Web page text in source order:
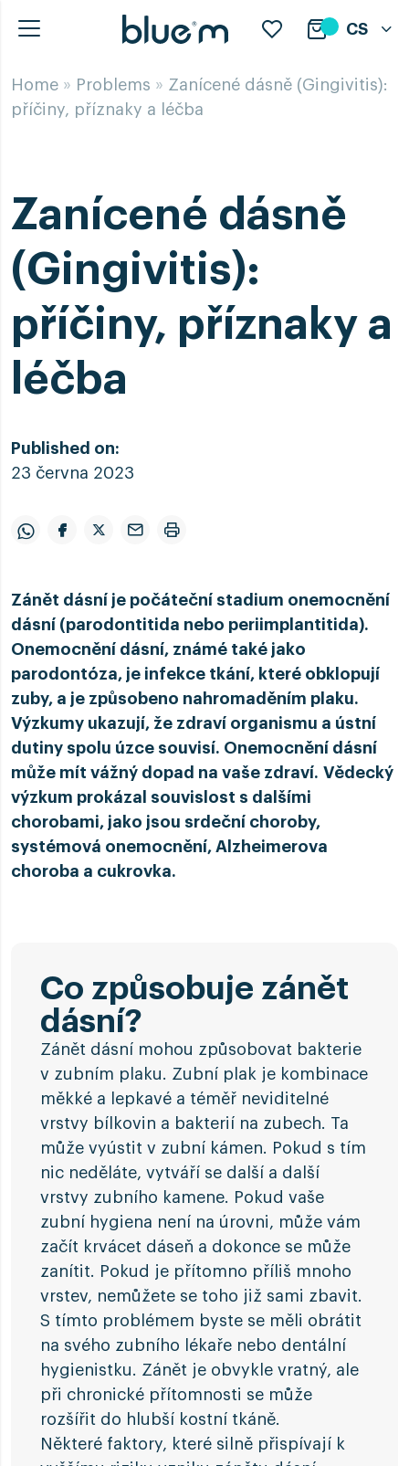
CS
Home » Problems » Zanícené dásně (Gingivitis):
příčiny, příznaky a léčba
Zanícené dásně
(Gingivitis):
příčiny, příznaky a
léčba
Published on:
23 června 2023
Zánět dásní je počáteční stadium onemocnění
dásní (parodontitida nebo periimplantitida).
Onemocnění dásní, známé také jako
parodontóza, je infekce tkání, které obklopují
zuby, a je způsobeno nahromaděním plaku.
Výzkumy ukazují, že zdraví organismu a ústní
dutiny spolu úzce souvisí. Onemocnění dásní
může mít vážný dopad na vaše zdraví. Vědecký
výzkum prokázal souvislost s dalšími
chorobami, jako jsou srdeční choroby,
systémová onemocnění, Alzheimerova
choroba a cukrovka.
Co způsobuje zánět
dásní?
Zánět dásní mohou způsobovat bakterie
v zubním plaku. Zubní plak je kombinace
měkké a lepkavé a téměř neviditelné
vrstvy bílkovin a bakterií na zubech. Ta
může vyústit v zubní kámen. Pokud s tím
nic neděláte, vytváří se další a další
vrstvy zubního kamene. Pokud vaše
zubní hygiena není na úrovni, může vám
začít krvácet dáseň a dokonce se může
zanítit. Pokud je přítomno příliš mnoho
vrstev, nemůžete se toho již sami zbavit.
S tímto problémem byste se měli obrátit
na svého zubního lékaře nebo dentální
hygienistku. Zánět je obvykle vratný, ale
při chronické přítomnosti se může
rozšířit do hlubší kostní tkáně.
Některé faktory, které silně přispívají k